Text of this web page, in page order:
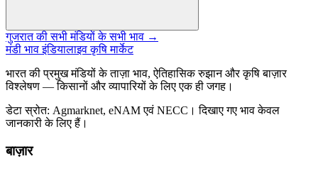
गुजरात की सभी मंडियों के सभी भाव →
मंडी भाव इंडियालाइव कृषि मार्केट
भारत की प्रमुख मंडियों के ताज़ा भाव, ऐतिहासिक रुझान और कृषि बाज़ार
विश्लेषण — किसानों और व्यापारियों के लिए एक ही जगह।
डेटा स्रोत: Agmarknet, eNAM एवं NECC। दिखाए गए भाव केवल
जानकारी के लिए हैं।
बाज़ार